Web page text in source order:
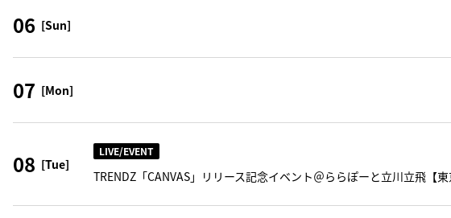
06 [Sun]
07 [Mon]
08 [Tue]
LIVE/EVENT
TRENDZ「CANVAS」リリース記念イベント＠ららぽーと立川立飛【東